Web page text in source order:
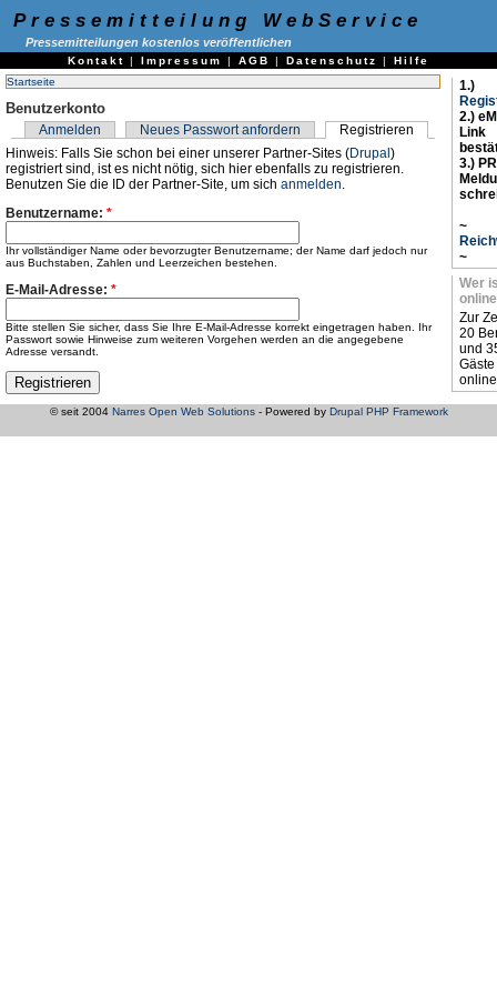
Pressemitteilung WebService
Pressemitteilungen kostenlos veröffentlichen
Kontakt | Impressum | AGB | Datenschutz | Hilfe
Startseite
Benutzerkonto
Anmelden Neues Passwort anfordern
Registrieren
Hinweis: Falls Sie schon bei einer unserer Partner-Sites (Drupal)
registriert sind, ist es nicht nötig, sich hier ebenfalls zu registrieren.
Benutzen Sie die ID der Partner-Site, um sich anmelden
Benutzername: *
Ihr vollständiger Name oder bevorzugter Benutzername; der Name darf jedoch nur
aus Buchstaben, Zahlen und Leerzeichen bestehen.
E-Mail-Adresse: *
Bitte stellen Sie sicher, dass Sie Ihre E-Mail-Adresse korrekt eingetragen haben. Ihr
Passwort sowie Hinweise zum weiteren Vorgehen werden an die angegebene
Adresse versandt.
1.)
2.)
Link
3.)
~
~
Wer
online
Zur
20
und
Gäste
© seit 2004 Narres Open Web Solutions- Powered by Drupal PHP Framework